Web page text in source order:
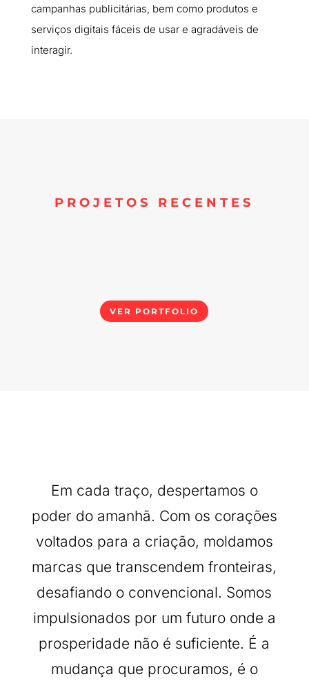
campanhas publicitárias, bem como produtos e
serviços digitais fáceis de usar e agradáveis de
interagir.
PROJETOS RECENTES
VER PORTFOLIO
Em cada traço, despertamos o
poder do amanhã. Com os corações
voltados para a criação, moldamos
marcas que transcendem fronteiras,
desafiando o convencional. Somos
impulsionados por um futuro onde a
prosperidade não é suficiente. É a
mudança que procuramos, é o